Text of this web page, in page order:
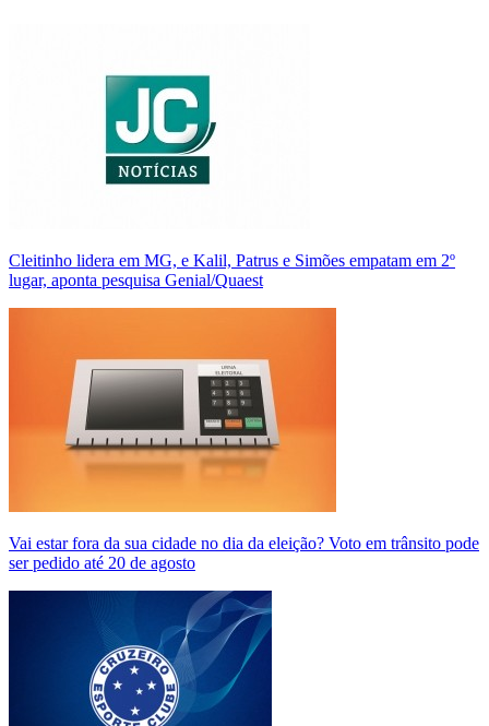
Cleitinho lidera em MG, e Kalil, Patrus e Simões empatam em 2º
lugar, aponta pesquisa Genial/Quaest
Vai estar fora da sua cidade no dia da eleição? Voto em trânsito pode
ser pedido até 20 de agosto